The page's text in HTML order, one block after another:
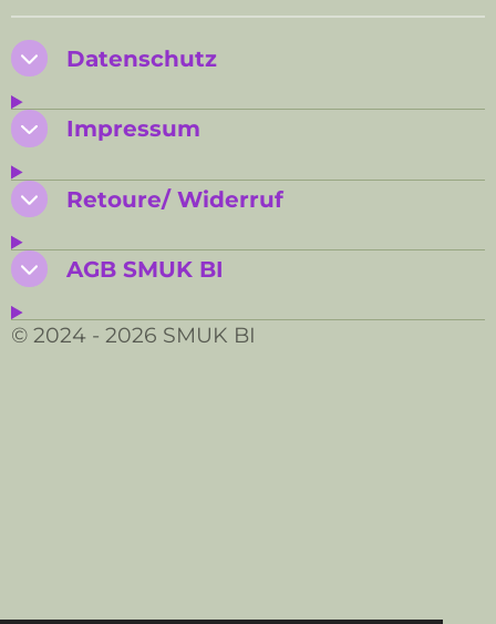
n
n
n
n
Datenschutz
Impressum
Retoure/ Widerruf
AGB SMUK BI
© 2024 - 2026 SMUK BI